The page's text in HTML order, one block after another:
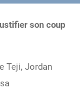
son coup
Teji, Jordan